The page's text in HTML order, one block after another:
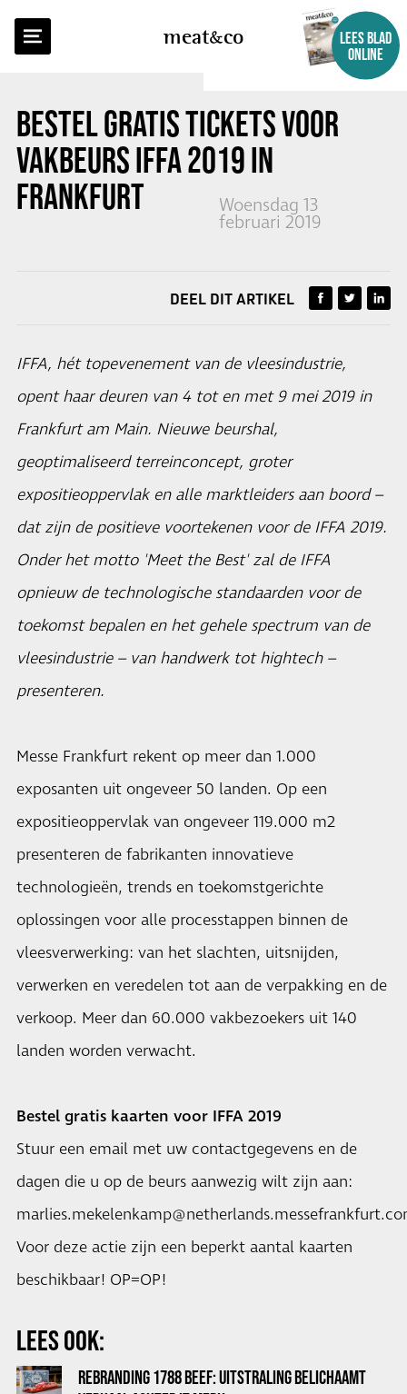
meatco
LEES BLAD
ONLINE
BESTEL GRATIS TICKETS VOOR
VAKBEURS IFFA 2019 IN
FRANKFURT
Woensdag 13
februari 2019
TERUG NAAR OVERZICHT
DEEL DIT ARTIKEL
IFFA, hét topevenement van de vleesindustrie,
opent haar deuren van 4 tot en met 9 mei 2019 in
Frankfurt am Main. Nieuwe beurshal,
geoptimaliseerd terreinconcept, groter
expositieoppervlak en alle marktleiders aan boord –
dat zijn de positieve voortekenen voor de IFFA 2019.
Onder het motto 'Meet the Best' zal de IFFA
opnieuw de technologische standaarden voor de
toekomst bepalen en het gehele spectrum van de
vleesindustrie – van handwerk tot hightech –
presenteren.
Messe Frankfurt rekent op meer dan 1.000
exposanten uit ongeveer 50 landen. Op een
expositieoppervlak van ongeveer 119.000 m2
presenteren de fabrikanten innovatieve
technologieën, trends en toekomstgerichte
oplossingen voor alle processtappen binnen de
vleesverwerking: van het slachten, uitsnijden,
verwerken en veredelen tot aan de verpakking en de
verkoop. Meer dan 60.000 vakbezoekers uit 140
landen worden verwacht.
Bestel gratis kaarten voor IFFA 2019
Stuur een email met uw contactgegevens en de
dagen die u op de beurs aanwezig wilt zijn aan:
Voor deze actie zijn een beperkt aantal kaarten
beschikbaar! OP=OP!
LEES OOK:
REBRANDING 1788 BEEF: UITSTRALING BELICHAAMT